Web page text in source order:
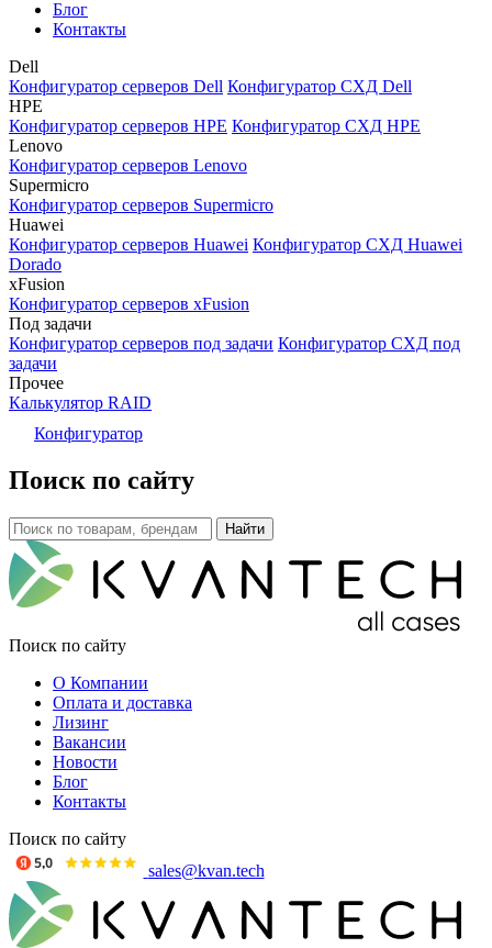
Блог
Контакты
Dell
Конфигуратор серверов Dell Конфигуратор СХД Dell
HPE
Конфигуратор серверов HPE Конфигуратор СХД HPE
Lenovo
Конфигуратор серверов Lenovo
Supermicro
Конфигуратор серверов Supermicro
Huawei
Конфигуратор серверов Huawei Конфигуратор СХД Huawei
Dorado
xFusion
Конфигуратор серверов xFusion
Под задачи
Конфигуратор серверов под задачи Конфигуратор СХД под
задачи
Прочее
Калькулятор RAID
Конфигуратор
Поиск по сайту
Поиск по сайту
О Компании
Оплата и доставка
Лизинг
Вакансии
Новости
Блог
Контакты
Поиск по сайту
sales@kvan.tech